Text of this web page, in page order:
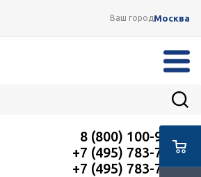
Ваш городМосква
8 (800) 100-91-12
+7 (495) 783-72-87
+7 (495) 783-72-87